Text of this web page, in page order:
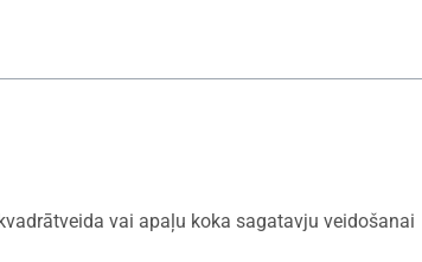
vai apaļu koka sagatavju veidošanai